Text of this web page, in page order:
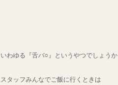
いわゆる『舌バ○』というやつでしょうか
スタッフみんなでご飯に行くときは